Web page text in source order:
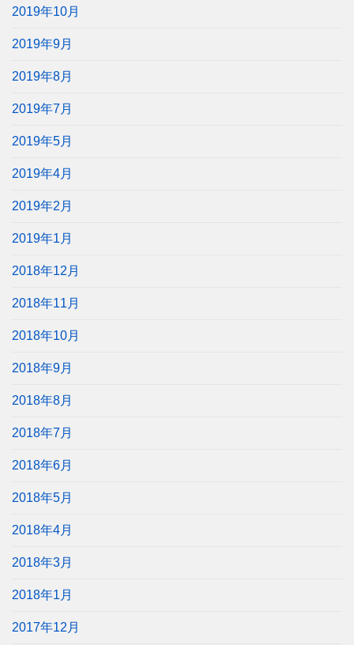
2019年10月
2019年9月
2019年8月
2019年7月
2019年5月
2019年4月
2019年2月
2019年1月
2018年12月
2018年11月
2018年10月
2018年9月
2018年8月
2018年7月
2018年6月
2018年5月
2018年4月
2018年3月
2018年1月
2017年12月